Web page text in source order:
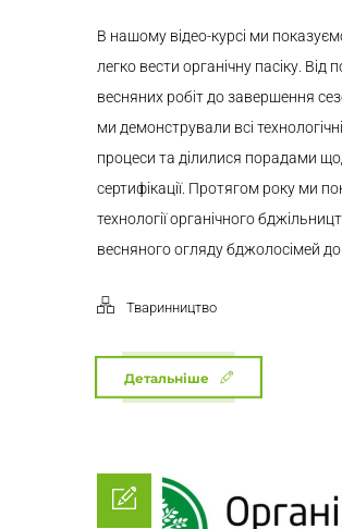
В нашому відео-курсі ми
легко вести органічну пасіку. Від
весняних робіт до завершення
ми демонстрували всі технологічні
процеси та ділилися порадами
сертифікації. Протягом року ми
технології органічного
весняного огляду бджолосімей до...
Тваринництво
Детальніше